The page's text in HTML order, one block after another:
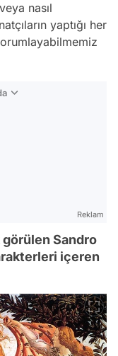
nasıl
yaptığı her
Reklam
Sandro
içeren